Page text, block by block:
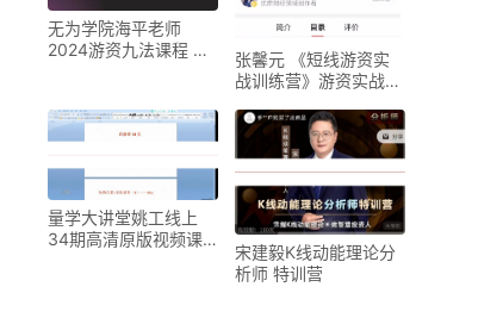
无为学院海平老师
2024游资九法课程 海
张馨元 《短线游资实
战训练营》游资实战训
量学大讲堂姚工线上
34期高清原版视频课
宋建毅K线动能理论分
析师 特训营